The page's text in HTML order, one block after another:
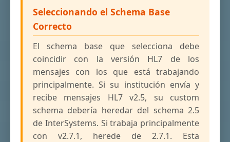
Seleccionando el Schema Base
Correcto
El schema base que selecciona debe
coincidir con la versión HL7 de los
mensajes con los que está trabajando
principalmente. Si su institución envía y
recibe mensajes HL7 v2.5, su custom
schema debería heredar del schema 2.5
de InterSystems. Si trabaja principalmente
con v2.7.1, herede de 2.7.1. Esta